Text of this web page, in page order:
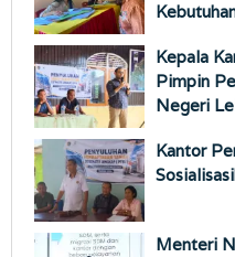
Kepala
Pimpin
Negeri
Kantor
Menteri